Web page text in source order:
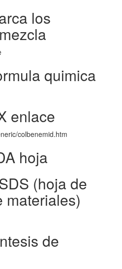
los
quimica
enlace
colbenemid.htm
hoja
(hoja de
materiales)
de